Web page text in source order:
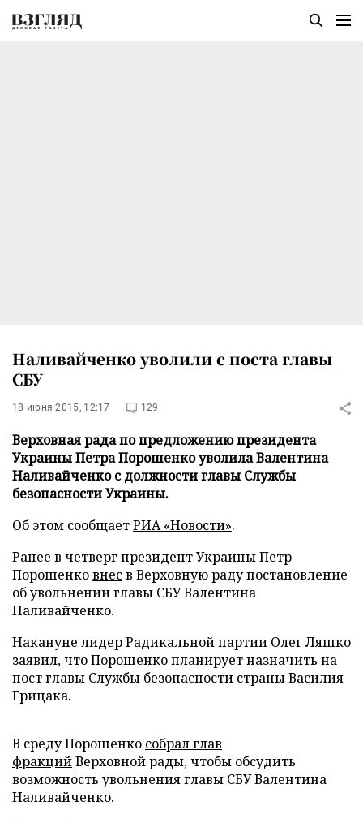
Наливайченко уволили с поста главы
СБУ
18 июня 2015, 12:17 129
Верховная рада по предложению президента
Украины Петра Порошенко уволила Валентина
Наливайченко с должности главы Службы
безопасности Украины.
Об этом сообщаетРИА «Новости».
Ранее в четверг президент Украины Петр
Порошенковнесв Верховную раду постановление
об увольнении главы СБУ Валентина
Наливайченко.
Накануне лидер Радикальной партии Олег Ляшко
заявил, что Порошенкопланирует назначить на
пост главы Службы безопасности страны Василия
Грицака.
В среду Порошенко собрал глав
фракцийВерховной рады, чтобы обсудить
возможность увольнения главы СБУ Валентина
Наливайченко.